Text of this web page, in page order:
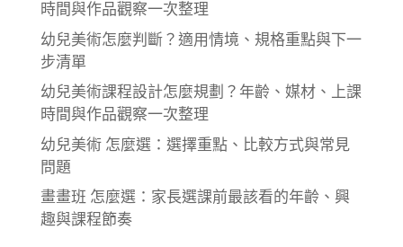
時間與作品觀察一次整理
幼兒美術怎麼判斷？適用情境、規格重點與下一
步清單
幼兒美術課程設計怎麼規劃？年齡、媒材、上課
時間與作品觀察一次整理
幼兒美術 怎麼選：選擇重點、比較方式與常見
問題
畫畫班 怎麼選：家長選課前最該看的年齡、興
趣與課程節奏